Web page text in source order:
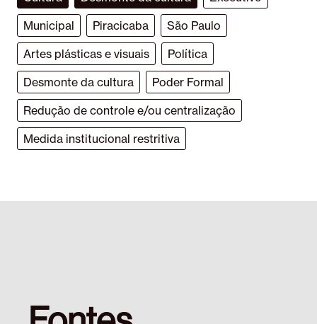
Municipal
Piracicaba
São Paulo
Artes plásticas e visuais
Política
Desmonte da cultura
Poder Formal
Redução de controle e/ou centralização
Medida institucional restritiva